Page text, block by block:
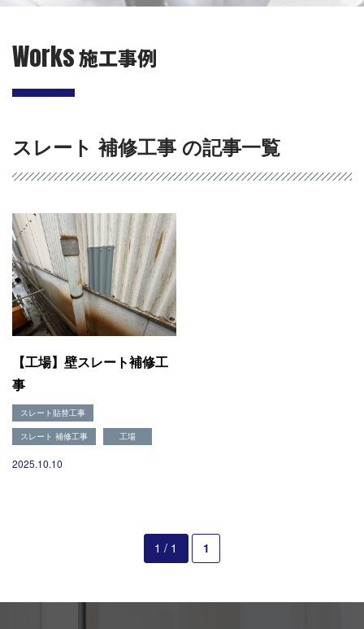
会社概要
選ばれる理由
施工事例
現場ブログ
リフォームQ&A
082-291-9400
営業時間10：00～18：00（日祝除く）
Works施工事例
スレート 補修工事 の記事一覧
【工場】壁スレート補修工
事
スレート貼替工事
スレート 補修工事 工場
2025.10.10
1 / 1 1